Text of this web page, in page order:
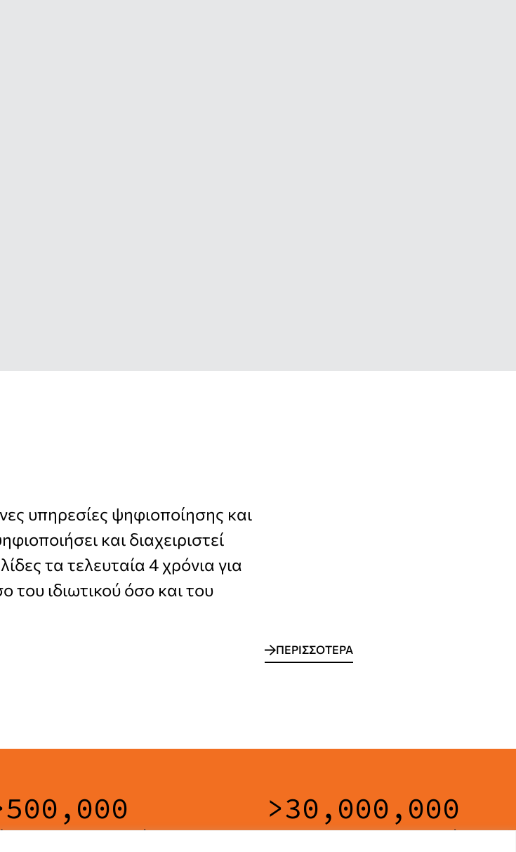
υπηρεσίες ψηφιοποίησης και
και διαχειριστεί
τα τελευταία 4 χρόνια για
ιδιωτικού όσο και του
ΠΕΡΙΣΣΟΤΕΡΑ
pages scanned
500,000
A4-A3 Pages scanned
>30,000,000